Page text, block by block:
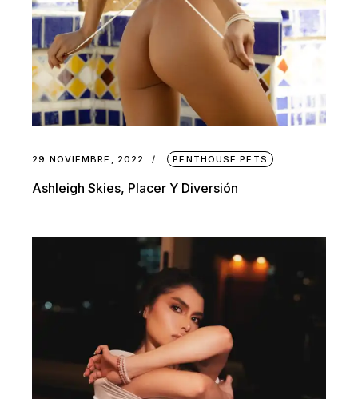
29 NOVIEMBRE, 2022 PENTHOUSE PETS
Ashleigh Skies, Placer Y Diversión